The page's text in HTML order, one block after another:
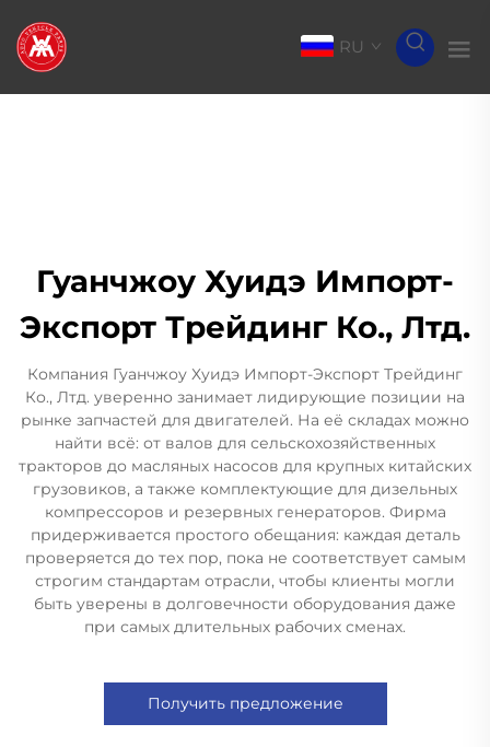
RU
Гуанчжоу Хуидэ Импорт-
Экспорт Трейдинг Ко., Лтд.
Компания Гуанчжоу Хуидэ Импорт-Экспорт Трейдинг
Ко., Лтд. уверенно занимает лидирующие позиции на
рынке запчастей для двигателей. На её складах можно
найти всё: от валов для сельскохозяйственных
тракторов до масляных насосов для крупных китайских
грузовиков, а также комплектующие для дизельных
компрессоров и резервных генераторов. Фирма
придерживается простого обещания: каждая деталь
проверяется до тех пор, пока не соответствует самым
строгим стандартам отрасли, чтобы клиенты могли
быть уверены в долговечности оборудования даже
при самых длительных рабочих сменах.
Получить предложение